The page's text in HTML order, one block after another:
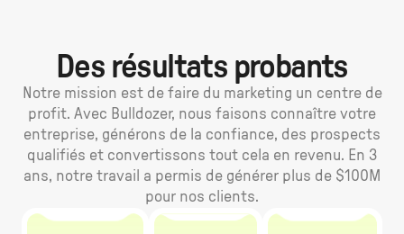
Des résultats probants
Notre mission est de faire du marketing un centre de
profit. Avec Bulldozer, nous faisons connaître votre
entreprise, générons de la confiance, des prospects
qualifiés et convertissons tout cela en revenu. En 3
ans, notre travail a permis de générer plus de $100M
pour nos clients.